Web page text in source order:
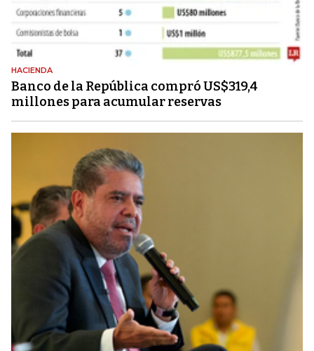
HACIENDA
Banco de la República compró US$319,4
millones para acumular reservas